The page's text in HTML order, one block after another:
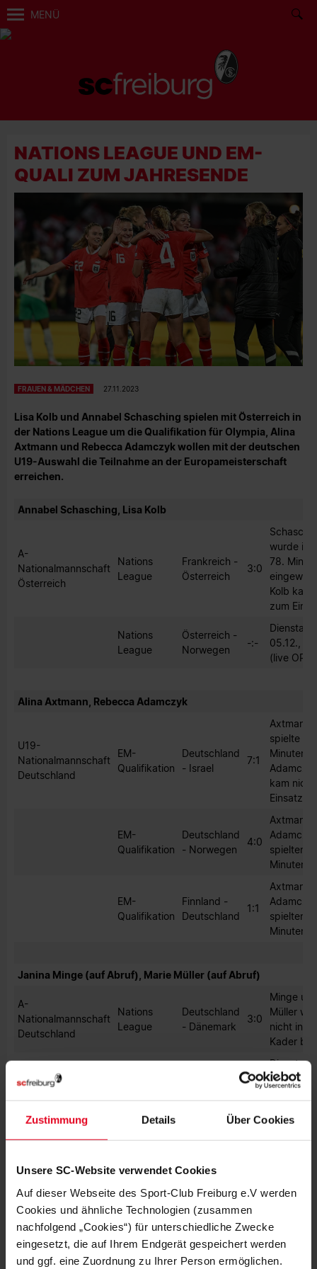
Zustimmung Details Über Cookies
Unsere SC-Website verwendet Cookies
Auf dieser Webseite des Sport-Club Freiburg e.V werden
Cookies und ähnliche Technologien (zusammen
nachfolgend „Cookies“) für unterschiedliche Zwecke
eingesetzt, die auf Ihrem Endgerät gespeichert werden
und ggf. eine Zuordnung zu Ihrer Person ermöglichen.
MENÜ
NATIONS LEAGUE UND EM-
QUALI ZUM JAHRESENDE
FRAUEN & MÄDCHEN 27.11.2023
Lisa Kolb und Annabel Schasching spielen mit Österreich in
der Nations League um die Qualifikation für Olympia, Alina
Axtmann und Rebecca Adamczyk wollen mit der deutschen
U19-Auswahl die Teilnahme an der Europameisterschaft
erreichen.
Annabel Schasching, Lisa Kolb
A-
Nationalmannschaft
Österreich
Nations
League
Frankreich -
Österreich
3:0
wurde in
78.
Kolb kam
zum
Nations
League
Österreich -
Norwegen
-:-
Dienstag,
05.12.,
(live ORF)
Alina Axtmann, Rebecca Adamczyk
U19-
Nationalmannschaft
Deutschland
EM-
Qualifikation
Deutschland
- Israel
7:1
Axtmann
spielte 90
Minuten,
kam
Einsatz.
EM-
Qualifikation
Deutschland
- Norwegen
4:0
Axtmann
spielten
Minuten.
EM-
Qualifikation
Finnland -
Deutschland
1:1
Axtmann
spielten
Minuten.
Janina Minge (auf Abruf), Marie Müller (auf Abruf)
A-
Nationalmannschaft
Deutschland
Nations
League
Deutschland
- Dänemark
3:0
Minge
Müller
nicht in
Kader
-:-
Dienstag,
05.12.,
MEHR NEWS